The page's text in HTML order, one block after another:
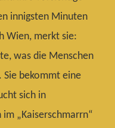
innigsten Minuten
Wien, merkt sie:
was die Menschen
Sie bekommt eine
sich in
„Kaiserschmarrn“